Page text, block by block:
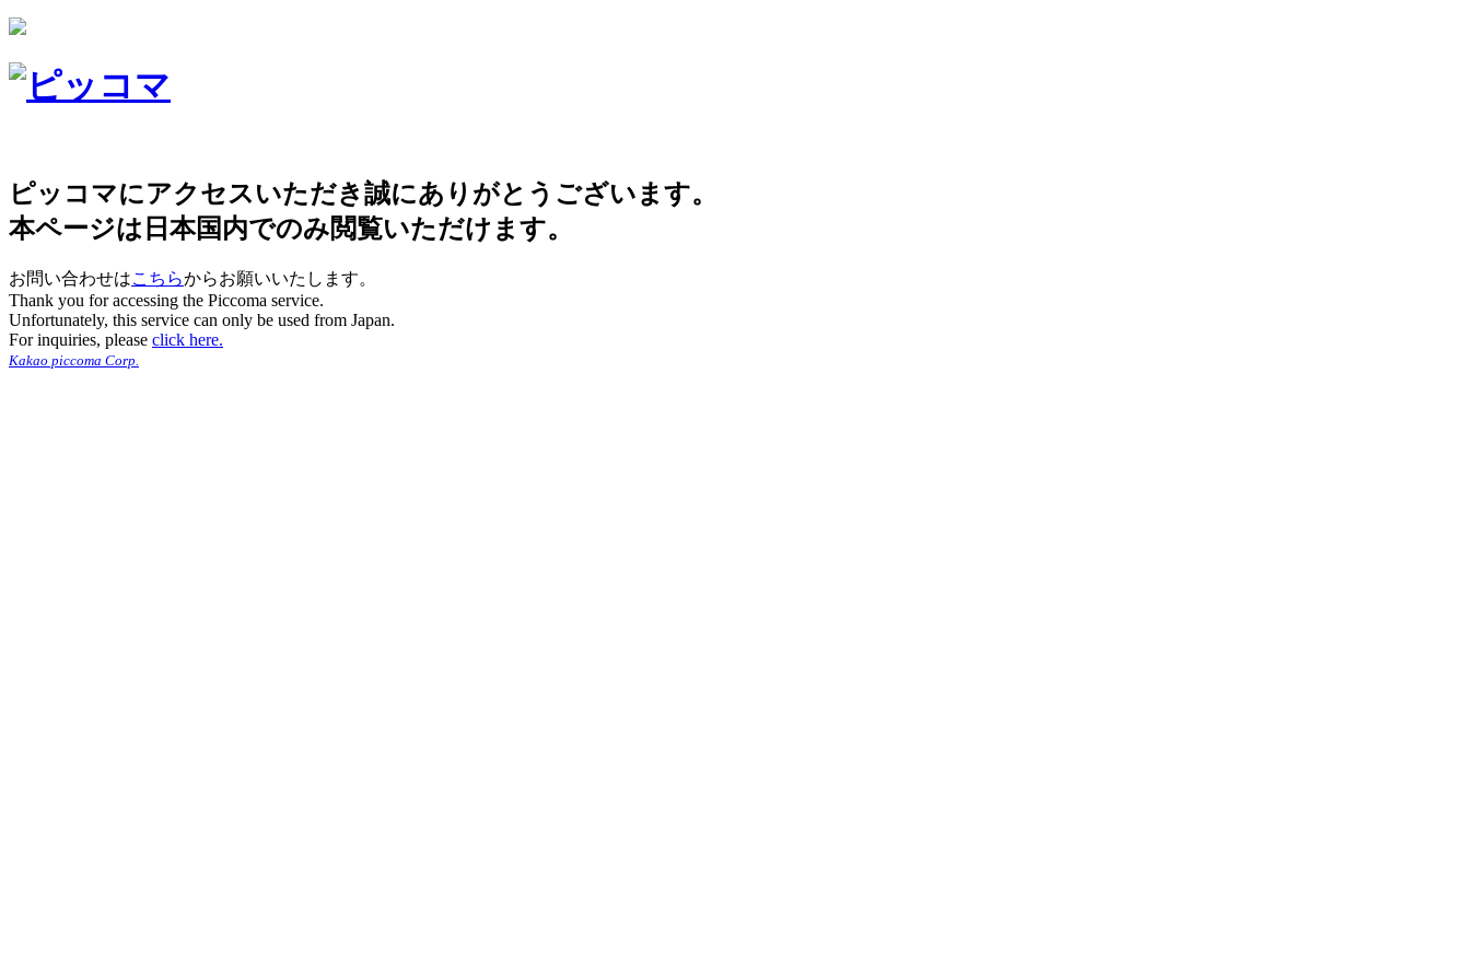
ピッコマにアクセスいただき誠にありがとうございます。
本ページは日本国内でのみ閲覧いただけます。
お問い合わせはこちらからお願いいたします。
Thank you for accessing the Piccoma service.
Unfortunately, this service can only be used from Japan.
For inquiries, please click here.
Kakao piccoma Corp.